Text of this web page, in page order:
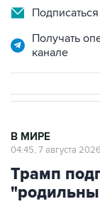
Получать
канале
В МИРЕ
04:45, 7 августа 2026
Трамп